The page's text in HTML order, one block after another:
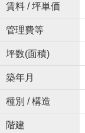
賃料 / 坪単価
管理費等
坪数(面積)
築年月
種別 / 構造
階建